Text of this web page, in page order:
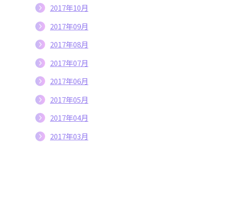
2017年10月
2017年09月
2017年08月
2017年07月
2017年06月
2017年05月
2017年04月
2017年03月